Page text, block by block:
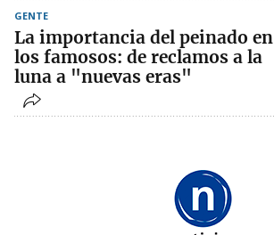
GENTE
La importancia del peinado en
los famosos: de reclamos a la
luna a "nuevas eras"